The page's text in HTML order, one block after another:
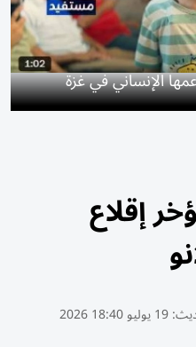
إقلاع
19 يوليو 18:40 2026